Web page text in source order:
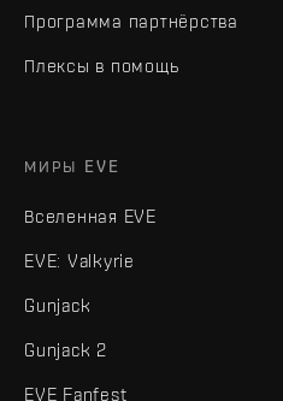
Программа партнёрства
Плексы в помощь
МИРЫ EVE
Вселенная EVE
EVE: Valkyrie
Gunjack
Gunjack 2
EVE Fanfest